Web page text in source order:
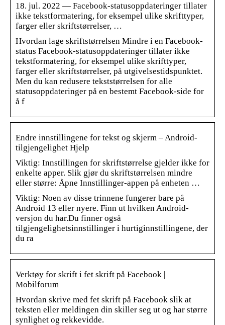
18. jul. 2022 — Facebook-statusoppdateringer tillater
ikke tekstformatering, for eksempel ulike skrifttyper,
farger eller skriftstørrelser, …
Hvordan lage skriftstørrelsen Mindre i en Facebook-
status Facebook-statusoppdateringer tillater ikke
tekstformatering, for eksempel ulike skrifttyper,
farger eller skriftstørrelser, på utgivelsestidspunktet.
Men du kan redusere tekststørrelsen for alle
statusoppdateringer på en bestemt Facebook-side for
å f
Endre innstillingene for tekst og skjerm – Android-
tilgjengelighet Hjelp
Viktig: Innstillingen for skriftstørrelse gjelder ikke for
enkelte apper. Slik gjør du skriftstørrelsen mindre
eller større: Åpne Innstillinger-appen på enheten …
Viktig: Noen av disse trinnene fungerer bare på
Android 13 eller nyere. Finn ut hvilken Android-
versjon du har.Du finner også
tilgjengelighetsinnstillinger i hurtiginnstillingene, der
du ra
Verktøy for skrift i fet skrift på Facebook |
Mobilforum
Hvordan skrive med fet skrift på Facebook slik at
teksten eller meldingen din skiller seg ut og har større
synlighet og rekkevidde.